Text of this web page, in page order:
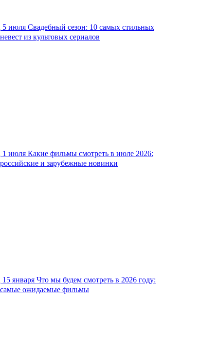
5 июля Свадебный сезон: 10 самых стильных
невест из культовых сериалов
1 июля Какие фильмы смотреть в июле 2026:
российские и зарубежные новинки
15 января Что мы будем смотреть в 2026 году:
самые ожидаемые фильмы